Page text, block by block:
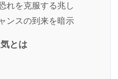
れを克服する兆し
ンスの到来を暗示
とは